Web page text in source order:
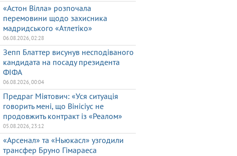
«Астон Вілла» розпочала
перемовини щодо захисника
мадридського «Атлетіко»
06.08.2026, 02:28
Зепп Блаттер висунув несподіваного
кандидата на посаду президента
ФІФА
06.08.2026, 00:04
Предраг Міятович: «Уся ситуація
говорить мені, що Вінісіус не
продовжить контракт із «Реалом»
05.08.2026, 23:12
«Арсенал» та «Ньюкасл» узгодили
трансфер Бруно Гімараеса